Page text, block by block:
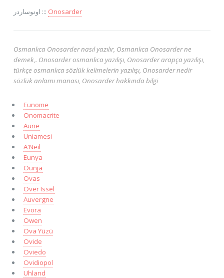
اونوساردر ::: Onosarder
Osmanlıca Onosarder nasıl yazılır, Osmanlıca Onosarder ne
demek,. Onosarder osmanlıca yazılışı, Onosarder arapça yazılışı,
türkçe osmanlıca sözlük kelimelerin yazılışı, Onosarder nedir
sözlük anlamı manası, Onosarder hakkında bilgi
Eunome
Onomacrite
Aune
Uniamesi
A'Neil
Eunya
Ounja
Ovas
Over Issel
Auvergne
Evora
Owen
Ova Yüzü
Ovide
Oviedo
Ovidiopol
Uhland